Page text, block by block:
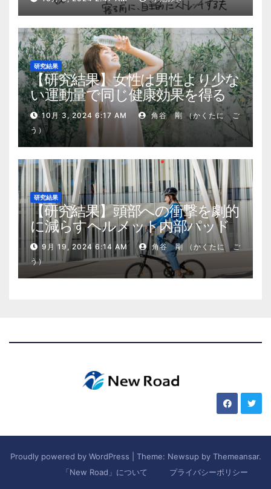
研究結果
【研究結果】女性は男性より少な
い運動量で同じ健康効果を得る
10月 3, 2024 6:17 AM
角谷 剛 （かくたに ご
う）
研究結果
【研究結果】頭部への衝撃を劇的
に減らすヘルメット内部パッド
9月 19, 2024 6:14 AM
角谷 剛 （かくたに ご
う）
Proudly powered by WordPress Theme: Newsup by Themeansar.
「New Road」について
プライバシーポリシー